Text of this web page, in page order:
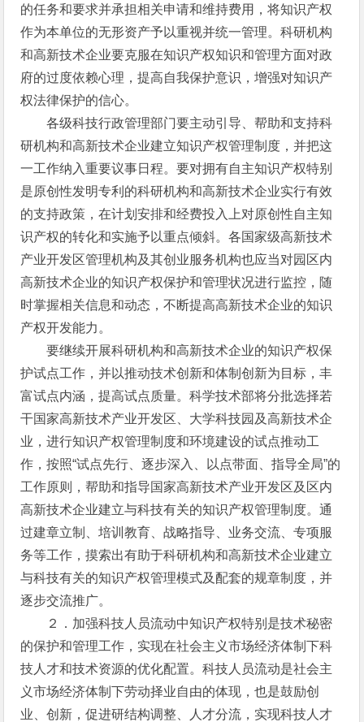
的任务和要求并承担相关申请和维持费用，将知识产权
作为本单位的无形资产予以重视并统一管理。科研机构
和高新技术企业要克服在知识产权知识和管理方面对政
府的过度依赖心理，提高自我保护意识，增强对知识产
权法律保护的信心。
各级科技行政管理部门要主动引导、帮助和支持科
研机构和高新技术企业建立知识产权管理制度，并把这
一工作纳入重要议事日程。要对拥有自主知识产权特别
是原创性发明专利的科研机构和高新技术企业实行有效
的支持政策，在计划安排和经费投入上对原创性自主知
识产权的转化和实施予以重点倾斜。各国家级高新技术
产业开发区管理机构及其创业服务机构也应当对园区内
高新技术企业的知识产权保护和管理状况进行监控，随
时掌握相关信息和动态，不断提高高新技术企业的知识
产权开发能力。
要继续开展科研机构和高新技术企业的知识产权保
护试点工作，并以推动技术创新和体制创新为目标，丰
富试点内涵，提高试点质量。科学技术部将分批选择若
干国家高新技术产业开发区、大学科技园及高新技术企
业，进行知识产权管理制度和环境建设的试点推动工
作，按照“试点先行、逐步深入、以点带面、指导全局”的
工作原则，帮助和指导国家高新技术产业开发区及区内
高新技术企业建立与科技有关的知识产权管理制度。通
过建章立制、培训教育、战略指导、业务交流、专项服
务等工作，摸索出有助于科研机构和高新技术企业建立
与科技有关的知识产权管理模式及配套的规章制度，并
逐步交流推广。
２．加强科技人员流动中知识产权特别是技术秘密
的保护和管理工作，实现在社会主义市场经济体制下科
技人才和技术资源的优化配置。科技人员流动是社会主
义市场经济体制下劳动择业自由的体现，也是鼓励创
业、创新，促进研结构调整、人才分流，实现科技人才